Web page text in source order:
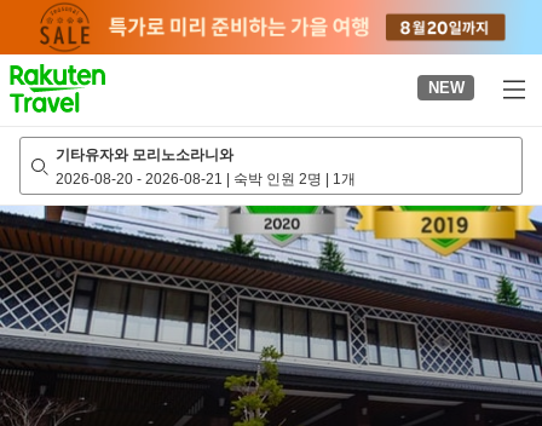
page
NEW
기타유자와 모리노소라니와
2026-08-20 - 2026-08-21 | 숙박 인원 2명 | 1개